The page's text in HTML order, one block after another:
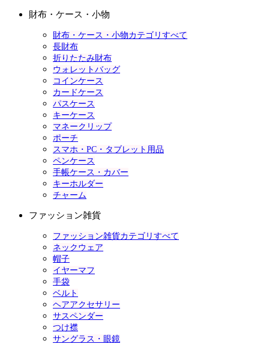
財布・ケース・小物
財布・ケース・小物カテゴリすべて
長財布
折りたたみ財布
ウォレットバッグ
コインケース
カードケース
パスケース
キーケース
マネークリップ
ポーチ
スマホ・PC・タブレット用品
ペンケース
手帳ケース・カバー
キーホルダー
チャーム
ファッション雑貨
ファッション雑貨カテゴリすべて
ネックウェア
帽子
イヤーマフ
手袋
ベルト
ヘアアクセサリー
サスペンダー
つけ襟
サングラス・眼鏡